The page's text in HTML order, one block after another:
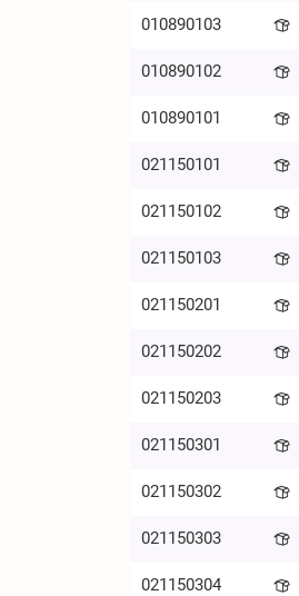
010890103
010890102
010890101
021150101
021150102
021150103
021150201
021150202
021150203
021150301
021150302
021150303
021150304